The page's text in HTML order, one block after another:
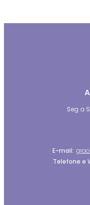
Seg a
E-mail:
Telefone e